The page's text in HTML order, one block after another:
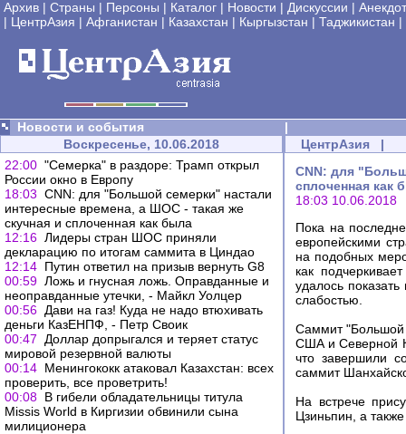
Архив | Страны | Персоны | Каталог | Новости | Дискуссии |
| ЦентрАзия | Афганистан | Казахстан | Кыргызстан | Таджикистан |
Новости и события
|
Воскресенье, 10.06.2018
22:00 "Семерка" в раздоре: Трамп открыл
России окно в Европу
18:03 CNN: для "Большой семерки" настали
интересные времена, а ШОС - такая же
скучная и сплоченная как была
12:16 Лидеры стран ШОС приняли
декларацию по итогам саммита в Циндао
12:14 Путин ответил на призыв вернуть G8
00:59 Ложь и гнусная ложь. Оправданные и
неоправданные утечки, - Майкл Уолцер
00:56 Дави на газ! Куда не надо втюхивать
деньги КазЕНПФ, - Петр Своик
00:47
Доллар допрыгался и теряет статус
мировой резервной валюты
00:14 Менингококк атаковал Казахстан: всех
проверить, все проветрить!
00:08 В гибели обладательницы титула
Missis World в Киргизии обвинили сына
милиционера
ЦентрАзия |
CNN: для
сплоченная как
18:03 10.06.2018
Пока на
европейскими
на подобных
как
удалось
слабостью.
Саммит "Большой
США и Северной
что завершили
саммит
На встрече
Цзиньпин, а